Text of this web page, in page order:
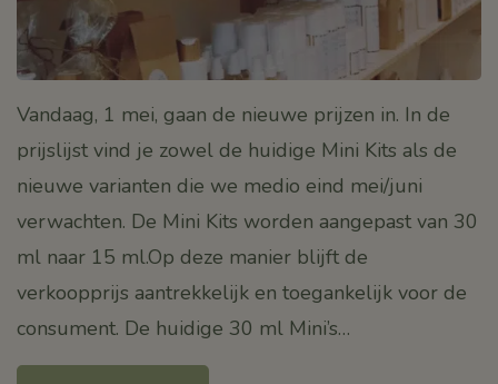
Vandaag, 1 mei, gaan de nieuwe prijzen in. In de
prijslijst vind je zowel de huidige Mini Kits als de
nieuwe varianten die we medio eind mei/juni
verwachten. De Mini Kits worden aangepast van 30
ml naar 15 ml.Op deze manier blijft de
verkoopprijs aantrekkelijk en toegankelijk voor de
consument. De huidige 30 ml Mini’s…